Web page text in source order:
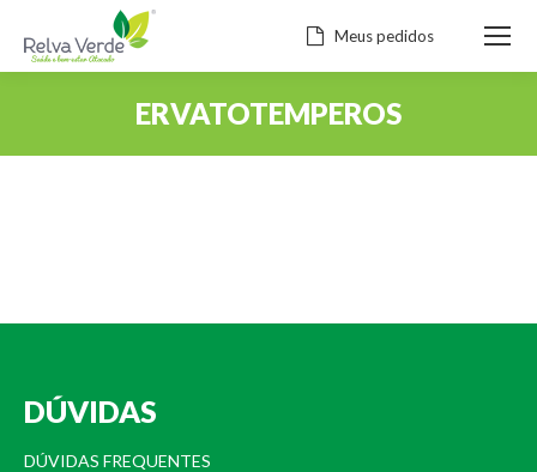
Meus pedidos
ERVATOTEMPEROS
DÚVIDAS
DÚVIDAS FREQUENTES